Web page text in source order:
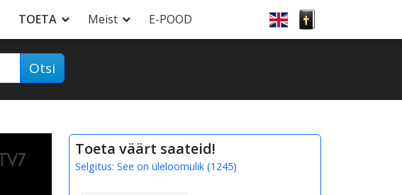
TOETA Meist E-POOD
Otsi
Toeta väärt saateid!
Selgitus: See on üleloomulik (1245)